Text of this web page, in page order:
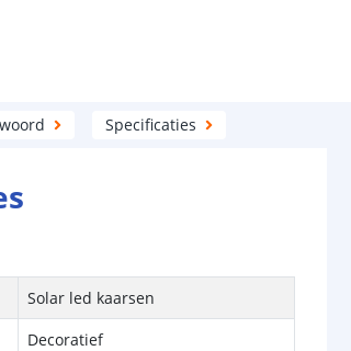
Specificaties
Solar led kaarsen
Decoratief